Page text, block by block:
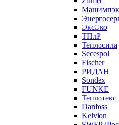
ЭксЭко
ТПлР
Теплосила
Secespol
Fischer
РИДАН
Sondex
FUNKE
Danfoss
Kelvion